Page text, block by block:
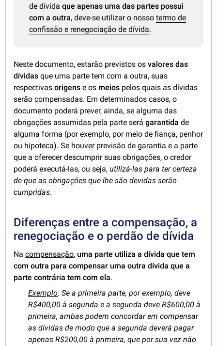
de dívidaque apenas uma das partes possui
com a outra, deve-se utilizar o nossotermo de
confissão e renegociação de dívida.
Neste documento, estarão previstos osvalores das
dívidas que uma parte tem com a outra, suas
respectivasorigense os meios pelos quais as dívidas
serão compensadas. Em determinados casos, o
documento poderá prever, ainda, se alguma das
obrigações assumidas pela parte serágarantida de
alguma forma (por exemplo, por meio de fiança, penhor
ou hipoteca). Se houver previsão de garantia e a parte
que a oferecer descumprir suas obrigações, o credor
poderá executá-las, ou seja,utilizá-las para ter certeza
de que as obrigações que lhe são devidas serão
cumpridas.
Diferenças entre a compensação, a
renegociação e o perdão de dívida
Nacompensação, uma parte utiliza a dívida que tem
com outra para compensar uma outra dívida que a
parte contrária tem com ela.
Exemplo: Se a primeira parte, por exemplo, deve
R$400,00 à segunda e a segunda deve R$600,00 à
primeira, ambas podem concordar em compensar
as dívidas de modo que a segunda deverá pagar
apenas R$200,00 à primeira, que por sua vez não